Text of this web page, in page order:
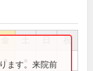
祝
●ます。来院前